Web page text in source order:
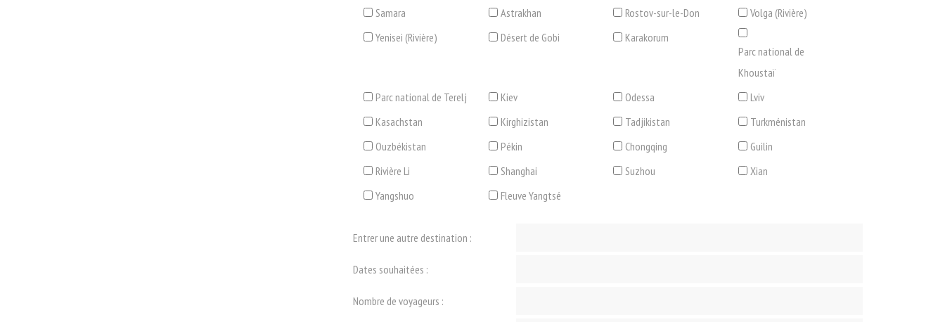
Samara
Astrakhan Rostov-sur-le-Don
Volga (Rivière)
Yenisei (Rivière)
Désert de Gobi
Karakorum
Parc national de
Khoustaï
Parc national de Terelj
Kiev Odessa
Lviv
Kasachstan
Kirghizistan Tadjikistan
Turkménistan
Ouzbékistan
Pékin Chongqing
Guilin
Rivière Li
Shanghai Suzhou
Xian
Yangshuo
Fleuve Yangtsé
Entrer une autre destination :
Dates souhaitées :
Nombre de voyageurs :